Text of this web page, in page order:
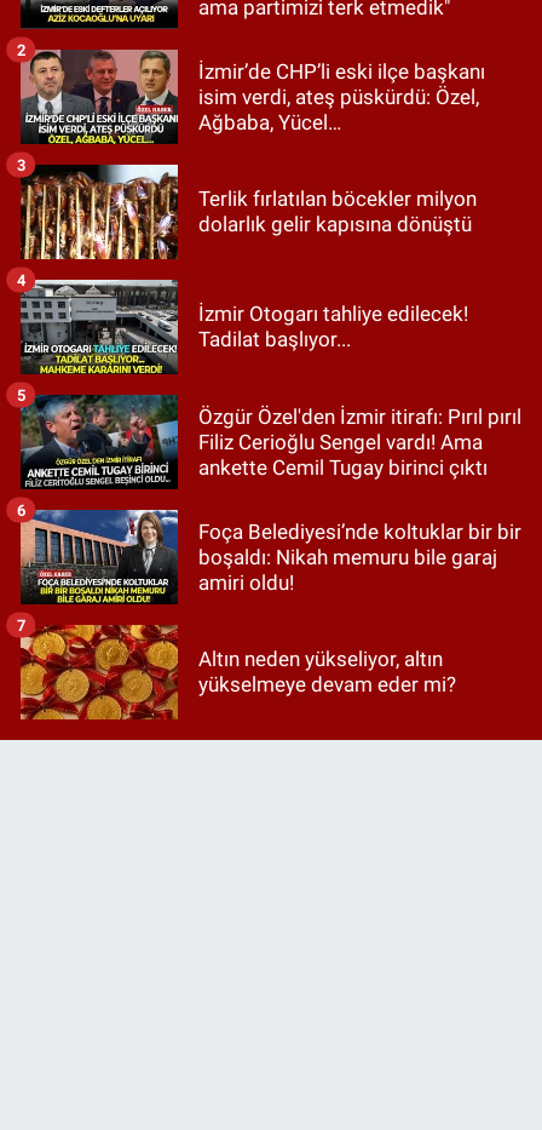
ama partimizi terk etmedik"
İzmir’de CHP’li eski ilçe başkanı
isim verdi, ateş püskürdü: Özel,
Ağbaba, Yücel…
2
Terlik fırlatılan böcekler milyon
dolarlık gelir kapısına dönüştü
3
İzmir Otogarı tahliye edilecek!
Tadilat başlıyor...
4
Özgür Özel'den İzmir itirafı: Pırıl pırıl
Filiz Cerioğlu Sengel vardı! Ama
ankette Cemil Tugay birinci çıktı
5
Foça Belediyesi’nde koltuklar bir bir
boşaldı: Nikah memuru bile garaj
amiri oldu!
6
Altın neden yükseliyor, altın
yükselmeye devam eder mi?
7